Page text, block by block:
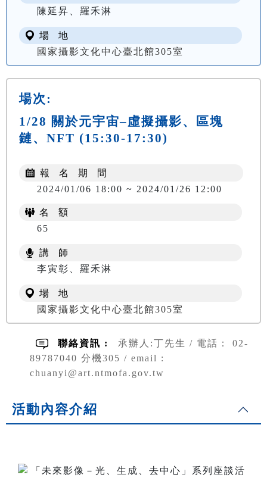
陳延昇、羅禾淋
場 地
國家攝影文化中心臺北館305室
場次:
1/28 關於元宇宙–虛擬攝影、區塊
鏈、NFT (15:30-17:30)
報 名 期 間
2024/01/06 18:00 ~ 2024/01/26 12:00
名 額
65
講 師
李寅彰、羅禾淋
場 地
國家攝影文化中心臺北館305室
聯絡資訊 :
承辦人:丁先生 / 電話： 02-
89787040 分機305 / email :
chuanyi@art.ntmofa.gov.tw
活動內容介紹